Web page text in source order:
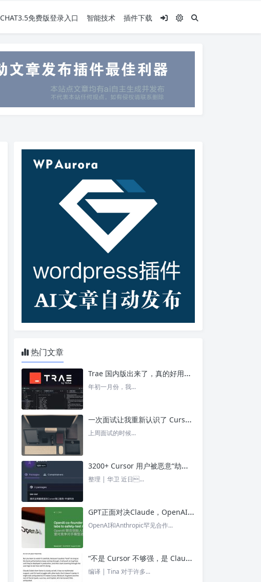
CHAT3.5免费版登录入口 智能技术 插件下载
热门文章
Trae 国内版出来了，真的好用吗？ – 今日头条
年初一月份，我...
一次面试让我重新认识了 Cursor – 今日头条
上周面试的时候...
3200+ Cursor 用户被恶意“劫持”！贪图“便宜 API”却惨遭收割， AI 开发者们要小心了 – 今日头条
整理 | 华卫 近日...
GPT正面对决Claude，OpenAI竟没全赢，AI安全「极限大测」真相曝光 – 今日头条
OpenAI和Anthropic罕见合作...
“不是 Cursor 不够强，是 Claude Code 太猛了” ！创始人详解Claude Code如何改写编程方式 – 今日头条
编译 | Tina 对于许多...